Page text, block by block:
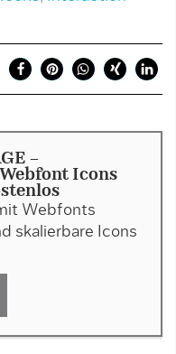
-
Icons
Webfonts
skalierbare Icons